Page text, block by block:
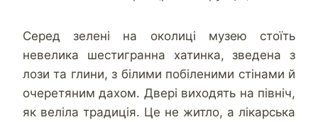
Серед зелені на околиці музею стоїть
невелика шестигранна хатинка, зведена з
лози та глини, з білими побіленими стінами й
очеретяним дахом. Двері виходять на північ,
як веліла традиція. Це не житло, а лікарська